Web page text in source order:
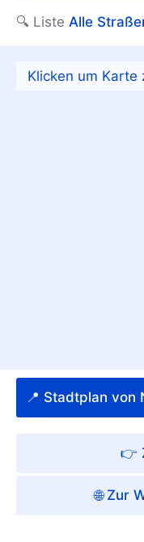
🔍 Liste Alle
📍 Stadtplan von
👉
🌐 Zur